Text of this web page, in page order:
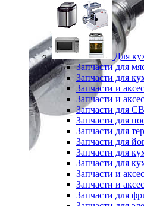
Для
Запчасти для
Запчасти для
Запчасти и
Запчасти и
Запчасти для
Запчасти для
Запчасти для
Запчасти для
Запчасти для
Запчасти для
Запчасти и
Запчасти и
Запчасти для